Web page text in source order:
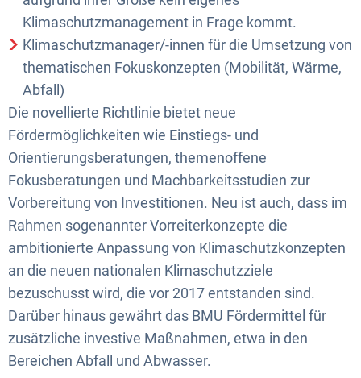
Klimaschutzmanagement in Frage kommt.
Klimaschutzmanager/-innen für die Umsetzung von
thematischen Fokuskonzepten (Mobilität, Wärme,
Abfall)
Die novellierte Richtlinie bietet neue
Fördermöglichkeiten wie Einstiegs- und
Orientierungsberatungen, themenoffene
Fokusberatungen und Machbarkeitsstudien zur
Vorbereitung von Investitionen. Neu ist auch, dass im
Rahmen sogenannter Vorreiterkonzepte die
ambitionierte Anpassung von Klimaschutzkonzepten
an die neuen nationalen Klimaschutzziele
bezuschusst wird, die vor 2017 entstanden sind.
Darüber hinaus gewährt das BMU Fördermittel für
zusätzliche investive Maßnahmen, etwa in den
Bereichen Abfall und Abwasser.